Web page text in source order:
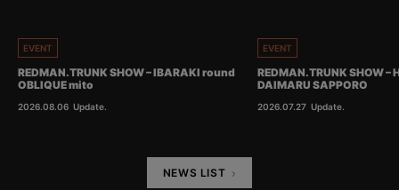
EVENT
REDMAN.TRUNK SHOW – IBARAKI round
OBLIQUE mito
2026.08.06 Update.
EVENT
REDMAN.TRUNK SHOW
DAIMARU SAPPORO
2026.07.27 Update.
NEWS LIST